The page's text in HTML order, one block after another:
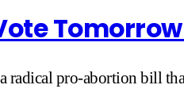
radical pro-abortion bill